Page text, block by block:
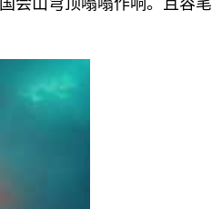
会山穹顶嗡嗡作响。且容笔